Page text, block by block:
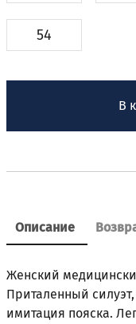
54
В
Описание
Женский
Приталенный
имитация пояска.